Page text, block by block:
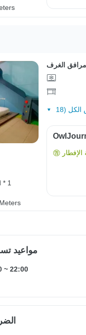
* 1
مرافق الغرف
مواعيد
~ 22:00